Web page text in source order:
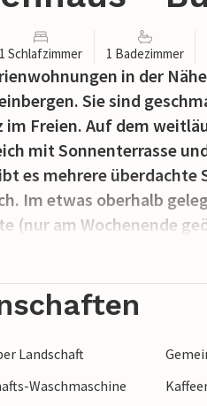
1 Schlafzimmer 1 Badezimmer
in der
Sie sind
Freien. Auf dem
mit Sonnenterrasse
es mehrere
Im etwas oberhalb
(nur am Wochenende
Küche bei einem Glas
Sie auch vor Ort
zum Verweilen ein –
Weinberge oder
Doch es bieten sich
das bezaubernde
Landschaft
Waschmaschine